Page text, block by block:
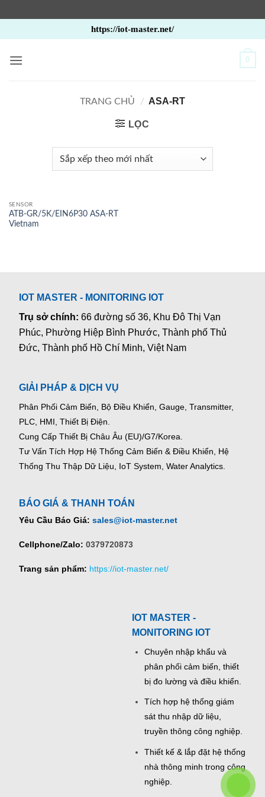
qua
nội
https://iot-master.net/
0
TRANG CHỦ / ASA-RT
LỌC
SENSOR
ATB-GR/5K/EIN6P30 ASA-RT
Vietnam
IOT MASTER - MONITORING IOT
Trụ sở chính:66 đường số 36, Khu Đô Thị Vạn
Phúc, Phường Hiệp Bình Phước, Thành phố Thủ
Đức, Thành phố Hồ Chí Minh, Việt Nam
GIẢI PHÁP & DỊCH VỤ
Phân Phối Cảm Biến, Bộ Điều Khiển, Gauge, Transmitter,
PLC, HMI, Thiết Bị Điện.
Cung Cấp Thiết Bị Châu Âu (EU)/G7/Korea.
Tư Vấn Tích Hợp Hệ Thống Cảm Biến & Điều Khiển, Hệ
Thống Thu Thập Dữ Liệu, IoT System, Water Analytics.
BÁO GIÁ & THANH TOÁN
Yêu Cầu Báo Giá: sales@iot-master.net
Cellphone/Zalo: 0379720873
Trang sản phẩm: https://iot-master.net/
IOT MASTER -
MONITORING IOT
Chuyên nhập khẩu và
phân phối cảm biến, thiết
bị đo lường và điều khiển.
Tích hợp hệ thống giám
sát thu nhập dữ liệu,
truyền thông công nghiệp.
Thiết kế & lắp đặt hệ thống
nhà thông minh trong công
nghiệp.